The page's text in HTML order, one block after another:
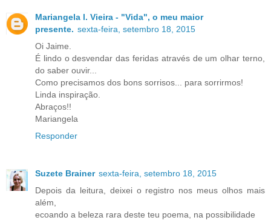
Mariangela l. Vieira - "Vida", o meu maior
presente. sexta-feira, setembro 18, 2015
Oi Jaime.
É lindo o desvendar das feridas através de um olhar terno,
do saber ouvir...
Como precisamos dos bons sorrisos... para sorrirmos!
Linda inspiração.
Abraços!!
Mariangela
Responder
Suzete Brainer sexta-feira, setembro 18, 2015
Depois da leitura, deixei o registro nos meus olhos mais
além,
ecoando a beleza rara deste teu poema, na possibilidade